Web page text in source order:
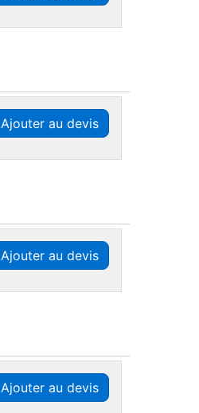
Ajouter au devis
Ajouter au devis
Ajouter au devis